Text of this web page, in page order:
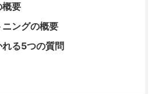
概要
ングの概要
る5つの質問